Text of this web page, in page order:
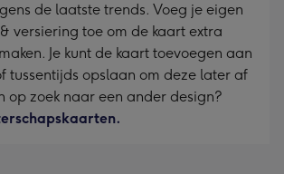
de laatste trends. Voeg je eigen
versiering toe om de kaart extra
Je kunt de kaart toevoegen aan
tussentijds opslaan om deze later af
op zoek naar een ander design?